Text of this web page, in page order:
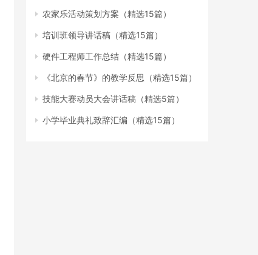
农家乐活动策划方案（精选15篇）
培训班领导讲话稿（精选15篇）
硬件工程师工作总结（精选15篇）
《北京的春节》的教学反思（精选15篇）
技能大赛动员大会讲话稿（精选5篇）
小学毕业典礼致辞汇编（精选15篇）